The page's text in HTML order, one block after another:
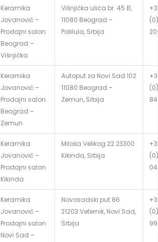
Keramika
Jovanović –
Prodajni salon
Beograd –
Višnjička
Višnjička ulica br. 45 B,
11080 Beograd –
Palilula, Srbija
Keramika
Jovanović –
Prodajni salon
Beograd –
Zemun
Autoput za Novi Sad 102
11080 Beograd –
Zemun, Srbija
Keramika
Jovanović –
Prodajni salon
Kikinda
Miloša Velikog 22 23300
Kikinda, Srbija
Keramika
Jovanović –
Prodajni salon
Novi Sad –
Novosadski put 86
21203 Veternik, Novi Sad,
Srbija